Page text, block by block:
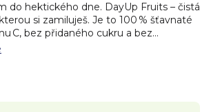
do hektického dne. DayUp Fruits – čistá
si zamiluješ. Je to 100 % šťavnaté
C, bez přidaného cukru a bez
přírodní suroviny, na které se
DayUp je ideální pro každého,